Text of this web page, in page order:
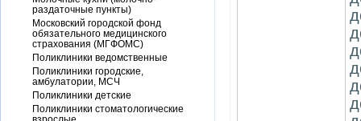
раздаточные пункты)
Московский городской фонд
обязательного медицинского
страхования (МГФОМС)
Поликлиники ведомственные
Поликлиники городские,
амбулатории, МСЧ
Поликлиники детские
Поликлиники стоматологические